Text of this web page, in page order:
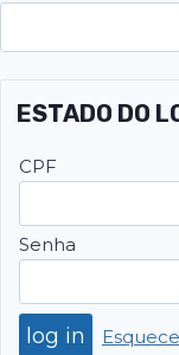
ESTADO DO
CPF
Senha